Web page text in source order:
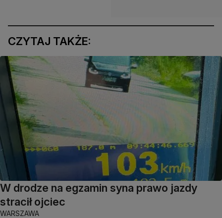
CZYTAJ TAKŻE:
W drodze na egzamin syna prawo jazdy
stracił ojciec
WARSZAWA